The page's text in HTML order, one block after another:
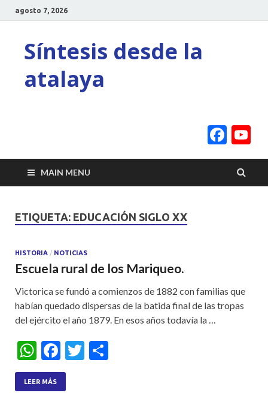
agosto 7, 2026
Síntesis desde la
atalaya
MAIN MENU
ETIQUETA: EDUCACIÓN SIGLO XX
HISTORIA / NOTICIAS
Escuela rural de los Mariqueo.
Victorica se fundó a comienzos de 1882 con familias que
habían quedado dispersas de la batida final de las tropas
del ejército el año 1879. En esos años todavía la …
W
h
at
F
ac
e
T
LEER MÁS